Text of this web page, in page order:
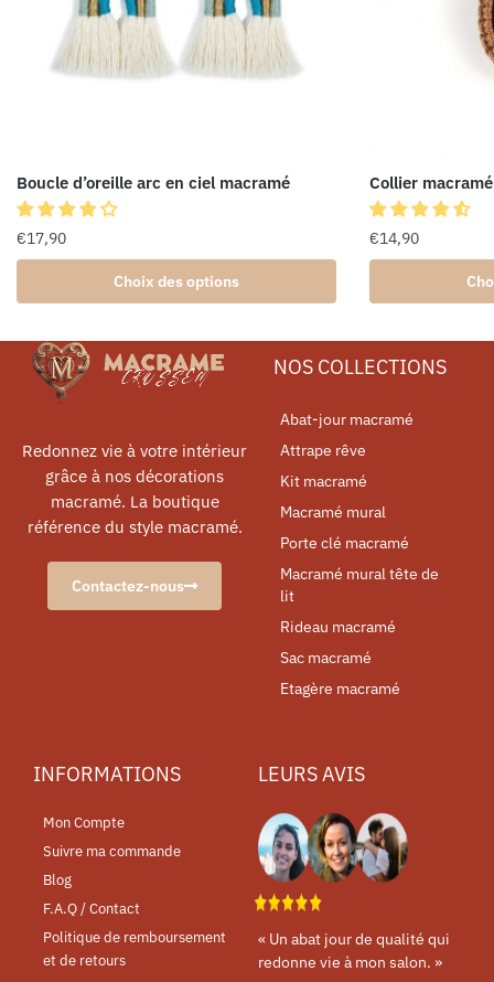
Boucle d’oreille arc en ciel macramé
€17,90
Choix des options
Collier
€14,90
Redonnez vie à votre intérieur
grâce à nos décorations
macramé. La boutique
référence du style macramé.
Contactez-nous
NOS COLLECTIONS
Abat-jour macramé
Attrape rêve
Kit macramé
Macramé mural
Porte clé macramé
Macramé mural tête de
lit
Rideau macramé
Sac macramé
Etagère macramé
INFORMATIONS
Mon Compte
Suivre ma commande
Blog
F.A.Q / Contact
Politique de remboursement
et de retours
LEURS AVIS
« Un abat jour de qualité qui
redonne vie à mon salon. »